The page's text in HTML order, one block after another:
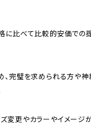
に比べて比較的安価での
、完璧を求められる方や
変更やカラーやイメージ